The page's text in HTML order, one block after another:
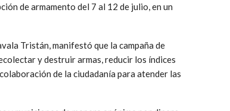
de armamento del 7 al 12 de julio, en un
Tristán, manifestó que la campaña de
y destruir armas, reducir los índices
de la ciudadanía para atender las